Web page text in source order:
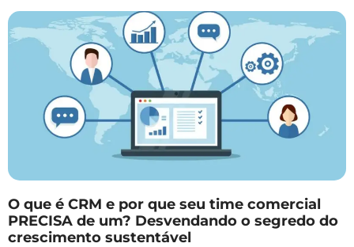
O que é CRM e por que seu time comercial
PRECISA de um? Desvendando o segredo do
crescimento sustentável